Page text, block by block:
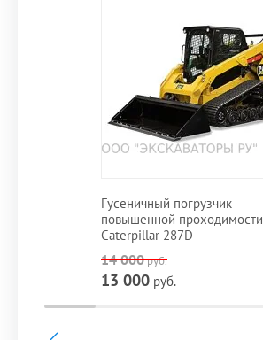
Гусеничный погрузчик
повышенной проходимости
Caterpillar 287D
14 000руб.
13 000 руб.